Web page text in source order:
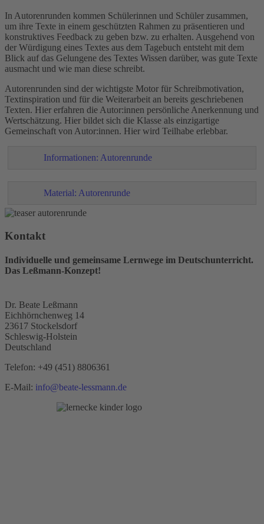
In Autorenrunden kommen Schülerinnen und Schüler zusammen,
um ihre Texte in einem geschützten Rahmen zu präsentieren und
konstruktives Feedback zu geben bzw. zu erhalten. Ausgehend von
der Würdigung eines Textes aus dem Tagebuch entsteht mit dem
Blick auf das Gelungene des Textes Wissen darüber, was gute Texte
ausmacht und wie man diese schreibt.
Autorenrunden sind der wichtigste Motor für Schreibmotivation,
Textinspiration und für die Weiterarbeit an bereits geschriebenen
Texten. Hier erfahren die Autor:innen persönliche Anerkennung und
Wertschätzung. Hier bildet sich die Klasse als einzigartige
Gemeinschaft von Autor:innen. Hier wird Teilhabe erlebbar.
Informationen: Autorenrunde
Material: Autorenrunde
Kontakt
Individuelle und gemeinsame Lernwege im Deutschunterricht.
Das Leßmann-Konzept!
Dr. Beate Leßmann
Eichhörnchenweg 14
23617 Stockelsdorf
Schleswig-Holstein
Deutschland
Telefon: +49 (451) 8806361
E-Mail: info@beate-lessmann.de